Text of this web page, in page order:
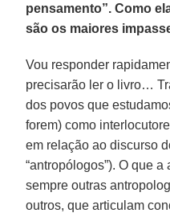
pensamento”. Como
são os maiores
Vou responder
precisarão ler o livro…
dos povos que
forem) como
em relação ao discurso
“antropólogos”). O que
sempre outras
outros, que articulam